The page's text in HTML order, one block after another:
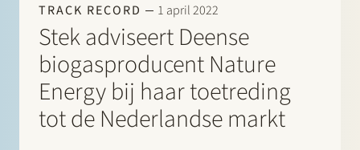
TRACK RECORD 1 april 2022
Stek adviseert Deense
biogasproducent Nature
Energy bij haar toetreding
tot de Nederlandse markt